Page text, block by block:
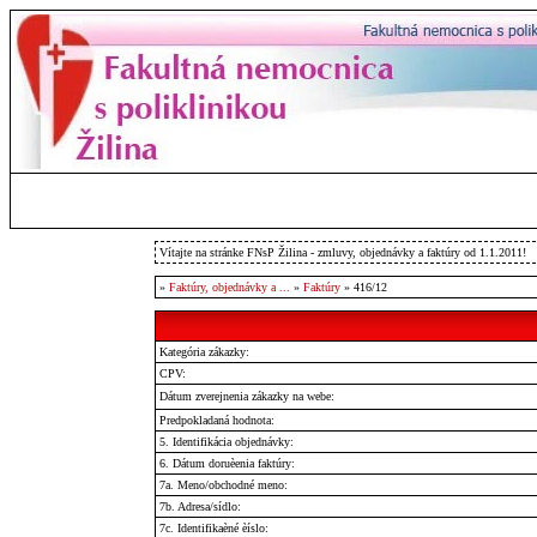
Vítajte na stránke FNsP Žilina - zmluvy, objednávky a faktúry od 1.1.2011!
» Faktúry, objednávky a ... » Faktúry» 416/12
Kategória zákazky:
CPV:
Dátum zverejnenia zákazky na webe:
Predpokladaná hodnota:
5. Identifikácia objednávky:
6. Dátum doruèenia faktúry:
7a. Meno/obchodné meno:
7b. Adresa/sídlo:
7c. Identifikaèné èíslo: